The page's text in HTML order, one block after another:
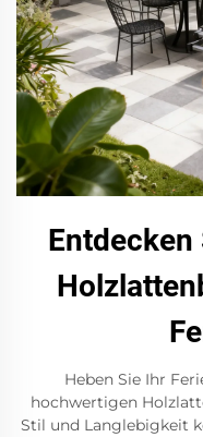
Heben Sie Ihr
hochwertigen
Stil und Langlebigkeit